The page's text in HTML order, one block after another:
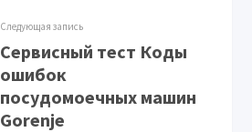
Следующая запись
Сервисный тест Коды
ошибок
посудомоечных машин
Gorenje